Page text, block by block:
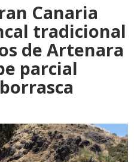
Canaria
tradicional
de Artenara
parcial